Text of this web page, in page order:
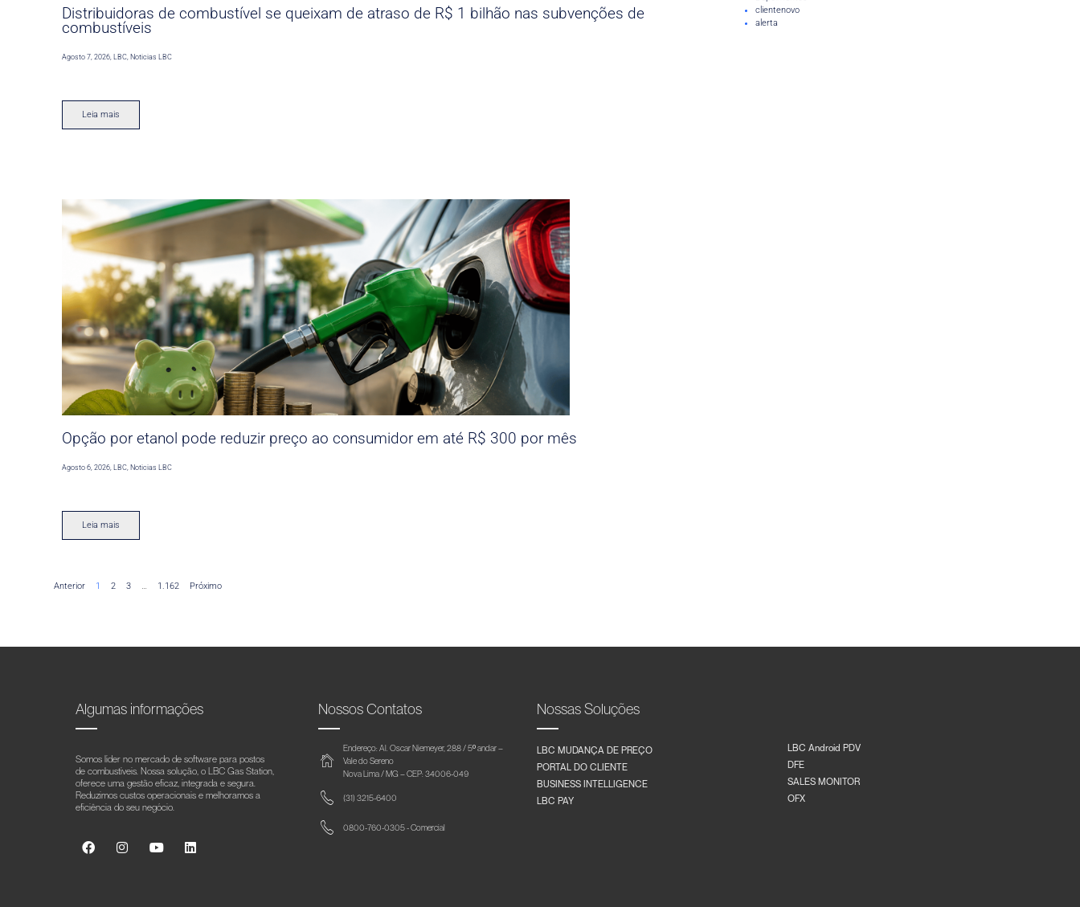
Distribuidoras de combustível se queixam de atraso de R$ 1 bilhão nas subvenções de
combustíveis
Agosto 7, 2026,LBC,Noticias LBC
Leia mais
Opção por etanol pode reduzir preço ao consumidor em até R$ 300 por mês
Agosto 6, 2026 ,LBC Noticias LBC
Leia mais
Anterior 1 2 3 … 1.162 Próximo
clientenovo
alerta
Algumas informações
Somos líder no mercado de software para postos
de combustíveis. Nossa solução, o LBC Gas Station,
oferece uma gestão eficaz, integrada e segura.
Reduzimos custos operacionais e melhoramos a
eficiência do seu negócio.
Nossos Contatos
Endereço: Al. Oscar Niemeyer, 288 / 5º andar –
Vale do Sereno
Nova Lima / MG – CEP: 34006-049
(31) 3215-6400
0800-760-0305 - Comercial
Nossas Soluções
LBC MUDANÇA DE PREÇO
PORTAL DO CLIENTE
BUSINESS INTELLIGENCE
LBC PAY
LBC Android PDV
DFE
SALES MONITOR
OFX